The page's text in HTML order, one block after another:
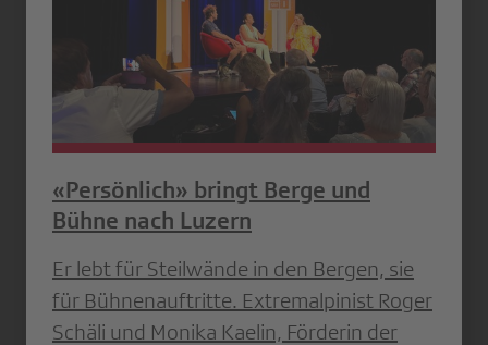
«Persönlich» bringt Berge und
Bühne nach Luzern
Er lebt für Steilwände in den Bergen, sie
für Bühnenauftritte. Extremalpinist Roger
Schäli und Monika Kaelin, Förderin der